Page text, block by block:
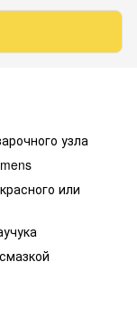
узла
или